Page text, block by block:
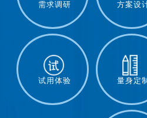
需求调研 方案设
试用体验 量身定制